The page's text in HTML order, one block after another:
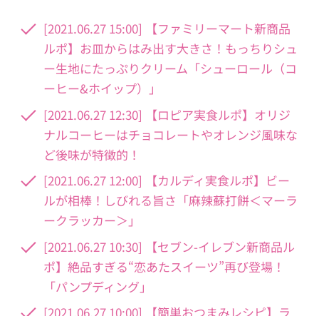
[2021.06.27 15:00] 【ファミリーマート新商品
ルポ】お皿からはみ出す大きさ！もっちりシュ
ー生地にたっぷりクリーム「シューロール（コ
ーヒー&ホイップ）」
[2021.06.27 12:30] 【ロピア実食ルポ】オリジ
ナルコーヒーはチョコレートやオレンジ風味な
ど後味が特徴的！
[2021.06.27 12:00] 【カルディ実食ルポ】ビー
ルが相棒！しびれる旨さ「麻辣蘇打餅＜マーラ
ークラッカー＞」
[2021.06.27 10:30] 【セブン-イレブン新商品ル
ポ】絶品すぎる“恋あたスイーツ”再び登場！
「パンプディング」
[2021.06.27 10:00] 【簡単おつまみレシピ】ラ